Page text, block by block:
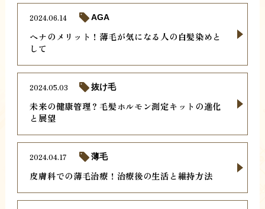
ヘナのメリット！薄毛が気になる人の白髪染めと
して
2024.06.14 AGA
未来の健康管理？毛髪ホルモン測定キットの進化
と展望
2024.05.03 抜け毛
皮膚科での薄毛治療！治療後の生活と維持方法
2024.04.17 薄毛